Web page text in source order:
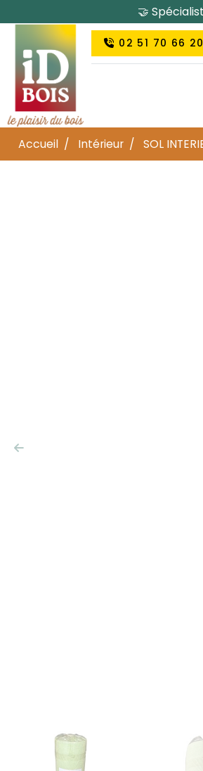
🤝
02 51 70 66 20
Accueil Intérieur SOL
Précédent